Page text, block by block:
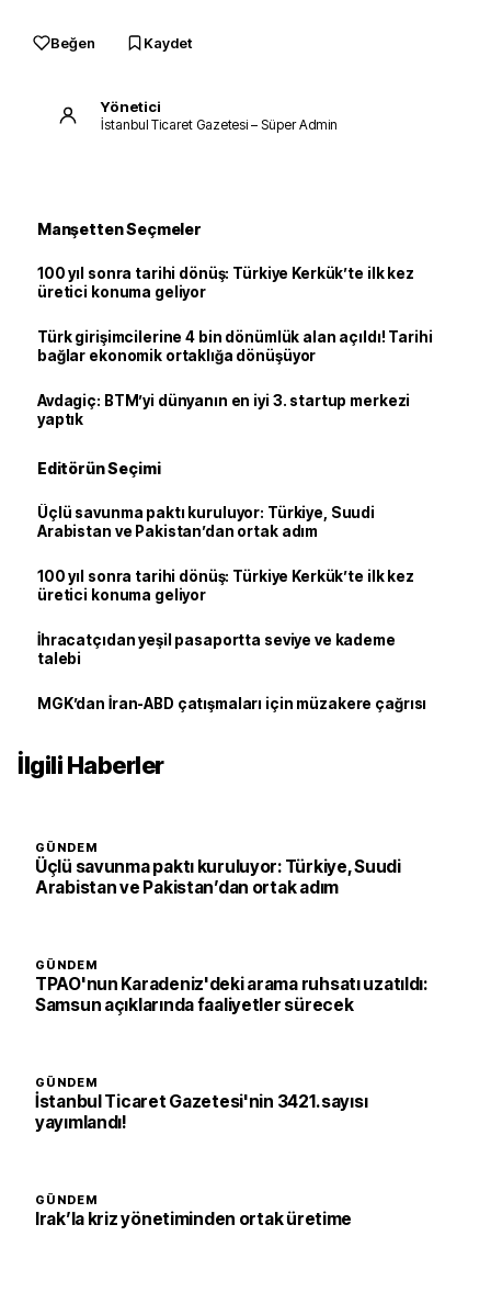
Beğen Kaydet
Yönetici
İstanbul Ticaret Gazetesi – Süper Admin
Manşetten Seçmeler
100 yıl sonra tarihi dönüş: Türkiye Kerkük’te ilk kez
üretici konuma geliyor
Türk girişimcilerine 4 bin dönümlük alan açıldı! Tarihi
bağlar ekonomik ortaklığa dönüşüyor
Avdagiç: BTM’yi dünyanın en iyi 3. startup merkezi
yaptık
Editörün Seçimi
Üçlü savunma paktı kuruluyor: Türkiye, Suudi
Arabistan ve Pakistan’dan ortak adım
100 yıl sonra tarihi dönüş: Türkiye Kerkük’te ilk kez
üretici konuma geliyor
İhracatçıdan yeşil pasaportta seviye ve kademe
talebi
MGK’dan İran-ABD çatışmaları için müzakere çağrısı
İlgili Haberler
GÜNDEM
Üçlü savunma paktı kuruluyor: Türkiye, Suudi
Arabistan ve Pakistan’dan ortak adım
GÜNDEM
TPAO'nun Karadeniz'deki arama ruhsatı uzatıldı:
Samsun açıklarında faaliyetler sürecek
GÜNDEM
İstanbul Ticaret Gazetesi'nin 3421. sayısı
yayımlandı!
GÜNDEM
Irak’la kriz yönetiminden ortak üretime